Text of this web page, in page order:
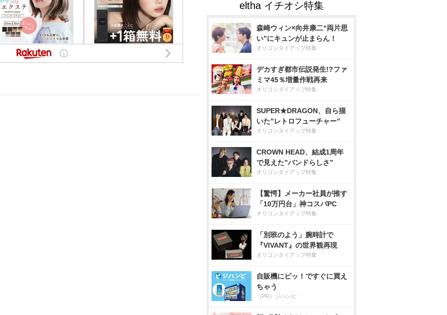
森崎ウィン×向井康二“両片思
い”にキュンが止まらん！
オリコンタイアップ特集
デカすぎ都市伝説発生!?ファ
ミマ45％増量作戦再来
オリコンタイアップ特集
SUPER★DRAGON、自ら描
いた”レトロフューチャー”
オリコンタイアップ特集
CROWN HEAD、結成1周年
で見えた”バンドらしさ”
オリコンタイアップ特集
【驚愕】メーカー社員が推す
「10万円台」神コスパPC
オリコンタイアップ特集
「別班のよう」腕時計で
『VIVANT』の世界観再現
オリコンタイアップ特集
自販機にピッ！ですぐに買え
ちゃう
（PR）ジハンピ